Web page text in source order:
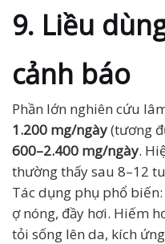
9. Liều
cảnh báo
Phần lớn nghiên cứu
1.200 mg/ngày(tương
600–2.400 mg/ngày.
thường thấy sau 8–12
Tác dụng phụ phổ
ợ nóng, đầy hơi. Hiếm
tỏi sống lên da, kích